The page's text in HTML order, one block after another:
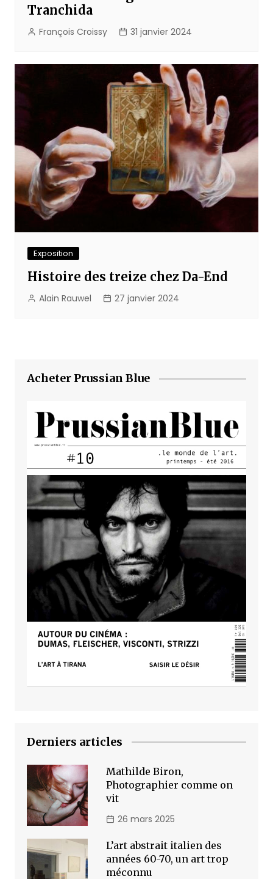
Tranchida
François Croissy 31 janvier 2024
Exposition
Histoire des treize chez Da-End
Alain Rauwel 27 janvier 2024
Acheter Prussian Blue
Derniers articles
Mathilde Biron,
Photographier comme on
vit
26 mars 2025
L’art abstrait italien des
années 60-70, un art trop
méconnu